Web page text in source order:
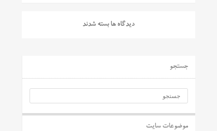
دیدگاه ها بسته شدند
جستجو
موضوعات سایت